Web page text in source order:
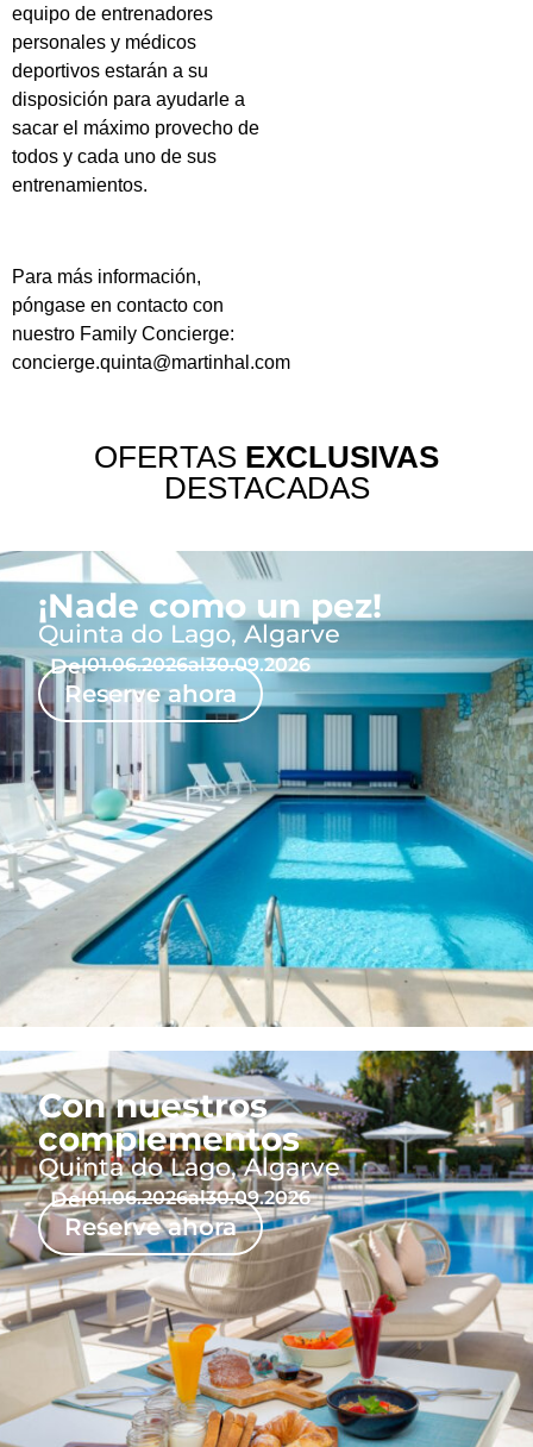
equipo de entrenadores
personales y médicos
deportivos estarán a su
disposición para ayudarle a
sacar el máximo provecho de
todos y cada uno de sus
entrenamientos.
Para más información,
póngase en contacto con
nuestro Family Concierge:
concierge.quinta@martinhal.com
OFERTAS EXCLUSIVAS
DESTACADAS
¡Nade como un pez!
Quinta do Lago, Algarve
Reserve ahora
Del01.06.2026al30.09.2026
Con nuestros
complementos
Quinta do Lago, Algarve
Reserve ahora
Del01.06.2026al30.09.2026